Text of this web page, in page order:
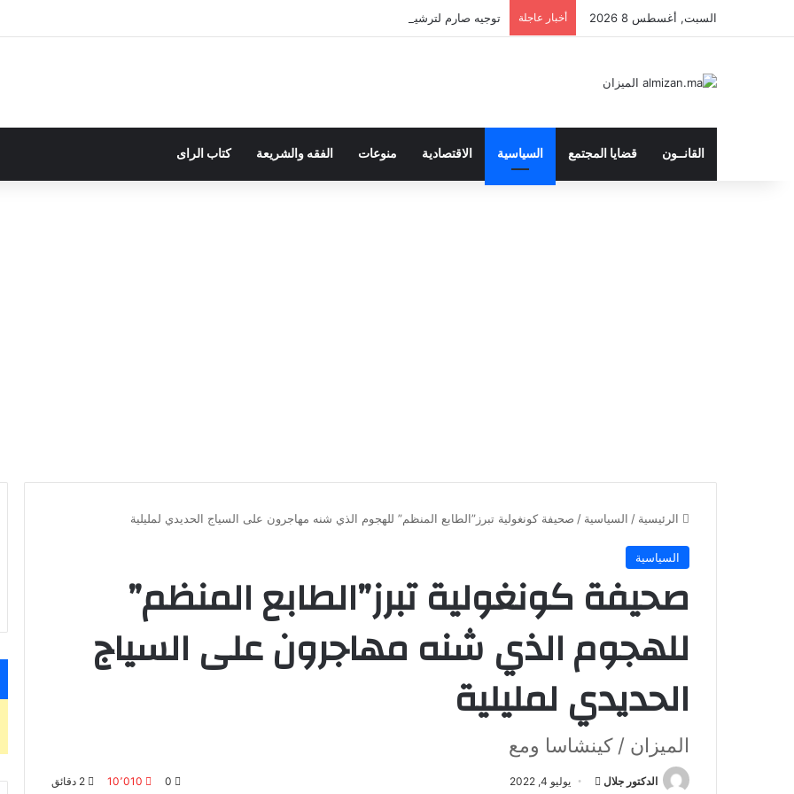
السبت, أغسطس 8 2026 أخبار عاجلة توجيه صارم لترشيد النفقات وتعزيز موارد الدولة يسِم إعداد ميزانية 2027
القانــون قضايا المجتمع السياسية الاقتصادية منوعات الفقه والشريعة كتاب الراى
الرئيسية / السياسية / صحيفة كونغولية تبرز”الطابع المنظم” للهجوم الذي شنه مهاجرون على السياج الحديدي لمليلية
السياسية
صحيفة كونغولية تبرز”الطابع المنظم”
للهجوم الذي شنه مهاجرون على السياج
الحديدي لمليلية
الميزان / كينشاسا ومع
الدكتور جلال
أرسل يوليو 4, 2022 0 10٬010